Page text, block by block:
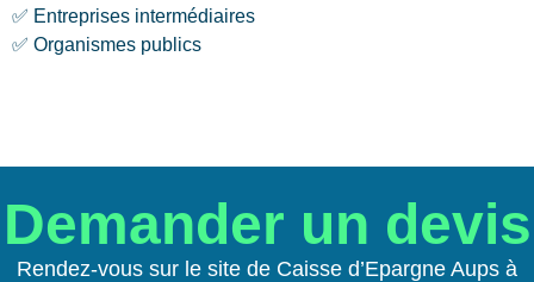
✅ Entreprises intermédiaires
✅ Organismes publics
Demander un devis
Rendez-vous sur le site de Caisse d’Epargne Aups à